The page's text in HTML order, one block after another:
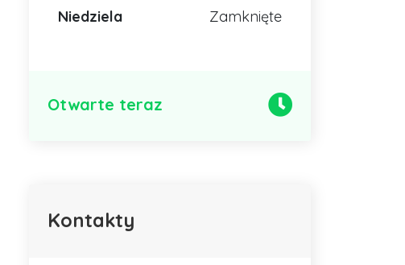
Niedziela Zamknięte
Otwarte teraz
Kontakty